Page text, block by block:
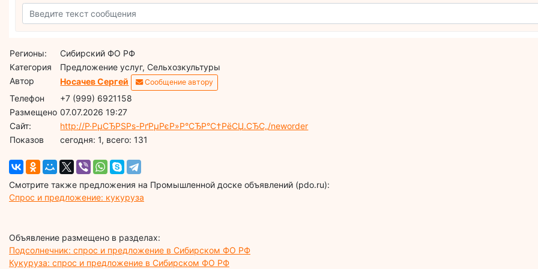
Регионы:
Сибирский ФО РФ
Категория
Предложение услуг, Сельхозкультуры
Автор
Носачев Сергей Сообщение автору
Телефон
+7 (999) 6921158
Размещено 07.07.2026 19:27
Сайт:
http://Р·РµСЂРЅРѕ-РґРµРєР»Р°СЂР°С†РёСЏ.СЂС„/neworder
Показов
cегодня: 1, всего: 131
Смотрите также предложения на Промышленной доске объявлений (pdo.ru):
Спрос и предложение: кукуруза
Объявление размещено в разделах:
Подсолнечник: спрос и предложение в Сибирском ФО РФ
Кукуруза: спрос и предложение в Сибирском ФО РФ